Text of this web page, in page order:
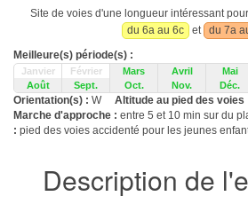
Site de voies d'une longueur intéressant
du 6a au 6c
et du 7a
Meilleure(s) période(s) :
Janvier Février Mars Avril Mai
Août
Sept. Oct. Nov. Déc.
Orientation(s) : W Altitude au pied des voies
Marche d'approche : entre 5 et 10 min sur du
: pied des voies accidenté pour les jeunes
Description de